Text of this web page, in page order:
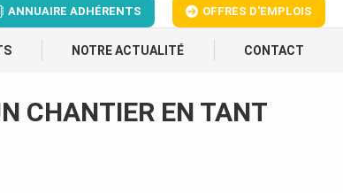
ANNUAIRE ADHÉRENTS OFFRES D'EMPLOIS
NOTRE ACTUALITÉ CONTACT
CHANTIER EN TANT